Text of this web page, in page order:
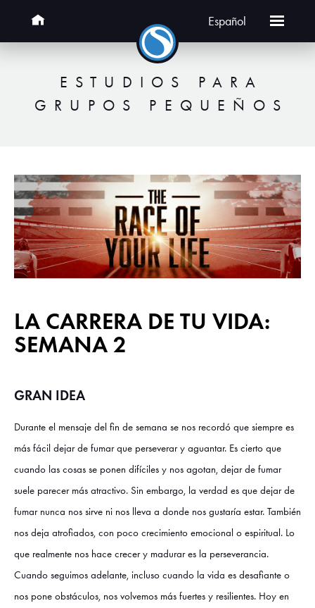
Español
ESTUDIOS PARA
GRUPOS PEQUEÑOS
LA CARRERA DE TU VIDA:
SEMANA 2
GRAN IDEA
Durante el mensaje del fin de semana se nos recordó que siempre es
más fácil dejar de fumar que perseverar y aguantar. Es cierto que
cuando las cosas se ponen difíciles y nos agotan, dejar de fumar
suele parecer más atractivo. Sin embargo, la verdad es que dejar de
fumar nunca nos sirve ni nos lleva a donde nos gustaría estar. También
nos deja atrofiados, con poco crecimiento emocional o espiritual. Lo
que realmente nos hace crecer y madurar es la perseverancia.
Cuando seguimos adelante, incluso cuando la vida es desafiante o
nos pone obstáculos, nos volvemos más fuertes y resilientes. Hoy en